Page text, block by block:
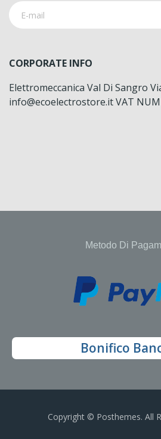
CORPORATE INFO
Elettromeccanica Val Di Sangro
info@ecoelectrostore.it VAT
Metodo Di
Bonifico
Copyright © Posthemes. All